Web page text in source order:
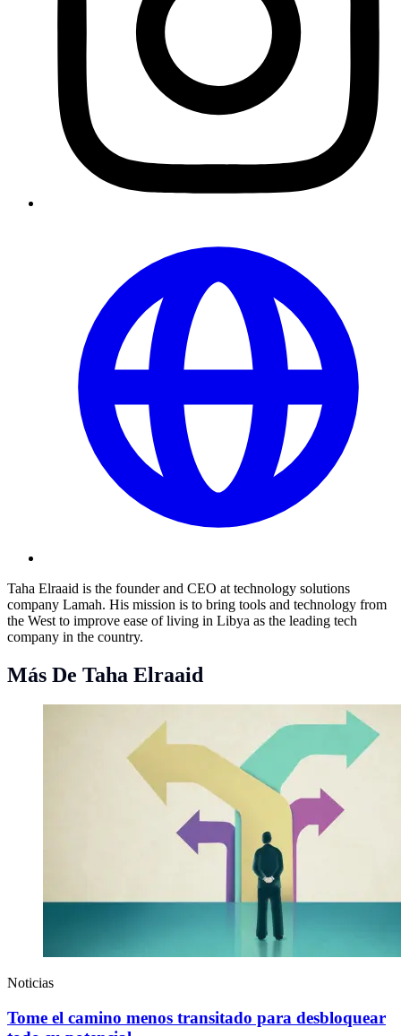
Taha Elraaid is the founder and CEO at technology solutions
company Lamah. His mission is to bring tools and technology from
the West to improve ease of living in Libya as the leading tech
company in the country.
Más De Taha Elraaid
Noticias
Tome el camino menos transitado para desbloquear